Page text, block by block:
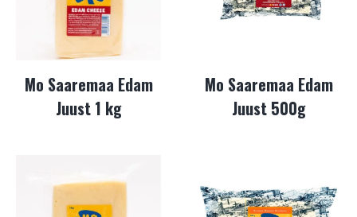
Mo Saaremaa Edam
Juust 1 kg
Mo Saaremaa Edam
Juust 500g